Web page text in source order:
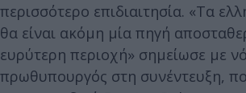
περισσότερο επιδιαιτησία. «Τα
θα είναι ακόμη μία πηγή
ευρύτερη περιοχή» σημείωσε με
πρωθυπουργός στη συνέντευξη,